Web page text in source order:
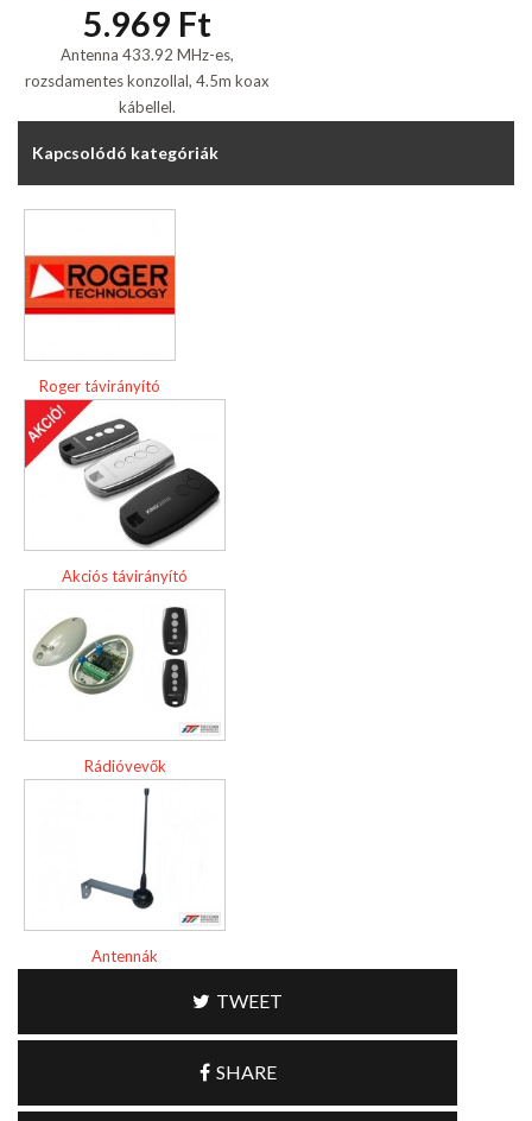
5.969 Ft
Antenna 433.92 MHz-es,
rozsdamentes konzollal, 4.5m koax
kábellel.
Kapcsolódó kategóriák
Roger távirányító
Akciós távirányító
Rádióvevők
Antennák
TWEET
SHARE